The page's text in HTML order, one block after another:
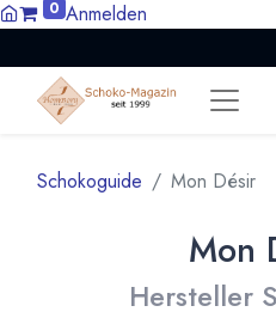
0 Anmelden
Schokoguide Mon Désir
Mon
Hersteller